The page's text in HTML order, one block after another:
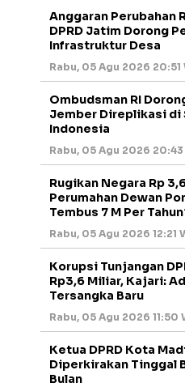
Anggaran Perubahan
DPRD Jatim Dorong
Infrastruktur Desa
Rabu, 05 Agu 2026 20:51
Ombudsman RI
Jember Direplikasi di
Indonesia
Rabu, 05 Agu 2026 20:43
Rugikan Negara Rp
Perumahan Dewan
Tembus 7 M Per
Rabu, 05 Agu 2026 12:21
Korupsi Tunjangan
Rp3,6 Miliar, Kajari:
Tersangka Baru
Rabu, 05 Agu 2026 11:50
Ketua DPRD Kota
Diperkirakan Tinggal
Bulan